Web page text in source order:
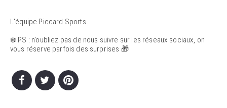
L'équipe Piccard Sports
❄️ PS : n’oubliez pas de nous suivre sur les réseaux sociaux, on
vous réserve parfois des surprises 🎁